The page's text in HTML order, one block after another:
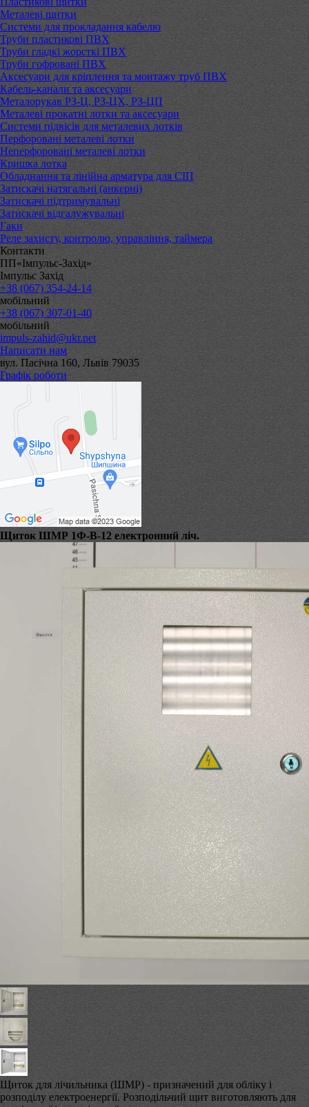
Металеві щитки
Системи для прокладання кабелю
Труби пластикові ПВХ
Труби гладкі жорсткі ПВХ
Труби гофровані ПВХ
Аксесуари для кріплення та монтажу труб ПВХ
Кабель-канали та аксесуари
Металорукав РЗ-Ц, РЗ-ЦХ, РЗ-ЦП
Металеві прокатні лотки та аксесуари
Системи підвісів для металевих лотків
Перфоровані металеві лотки
Неперфоровані металеві лотки
Кришка лотка
Обладнання та лінійна арматура для СІП
Затискачі натягальні (анкерні)
Затискачі підтримувальні
Затискачі відгалужувальні
Гаки
Реле захисту, контролю, управління, таймера
Контакти
ПП«Імпульс-Захід»
Імпульс Захід
+38 (067) 354-24-14
мобільний
+38 (067) 307-01-40
мобільний
impuls-zahid@ukr.net
Написати нам
вул. Пасічна 160, Львів 79035
Графік роботи
Щиток ШМР 1Ф-В-12 електронний ліч.
Щиток для лічильника (ШМР) - призначений для обліку і
розподілу електроенергії. Розподільчий щит виготовляють для